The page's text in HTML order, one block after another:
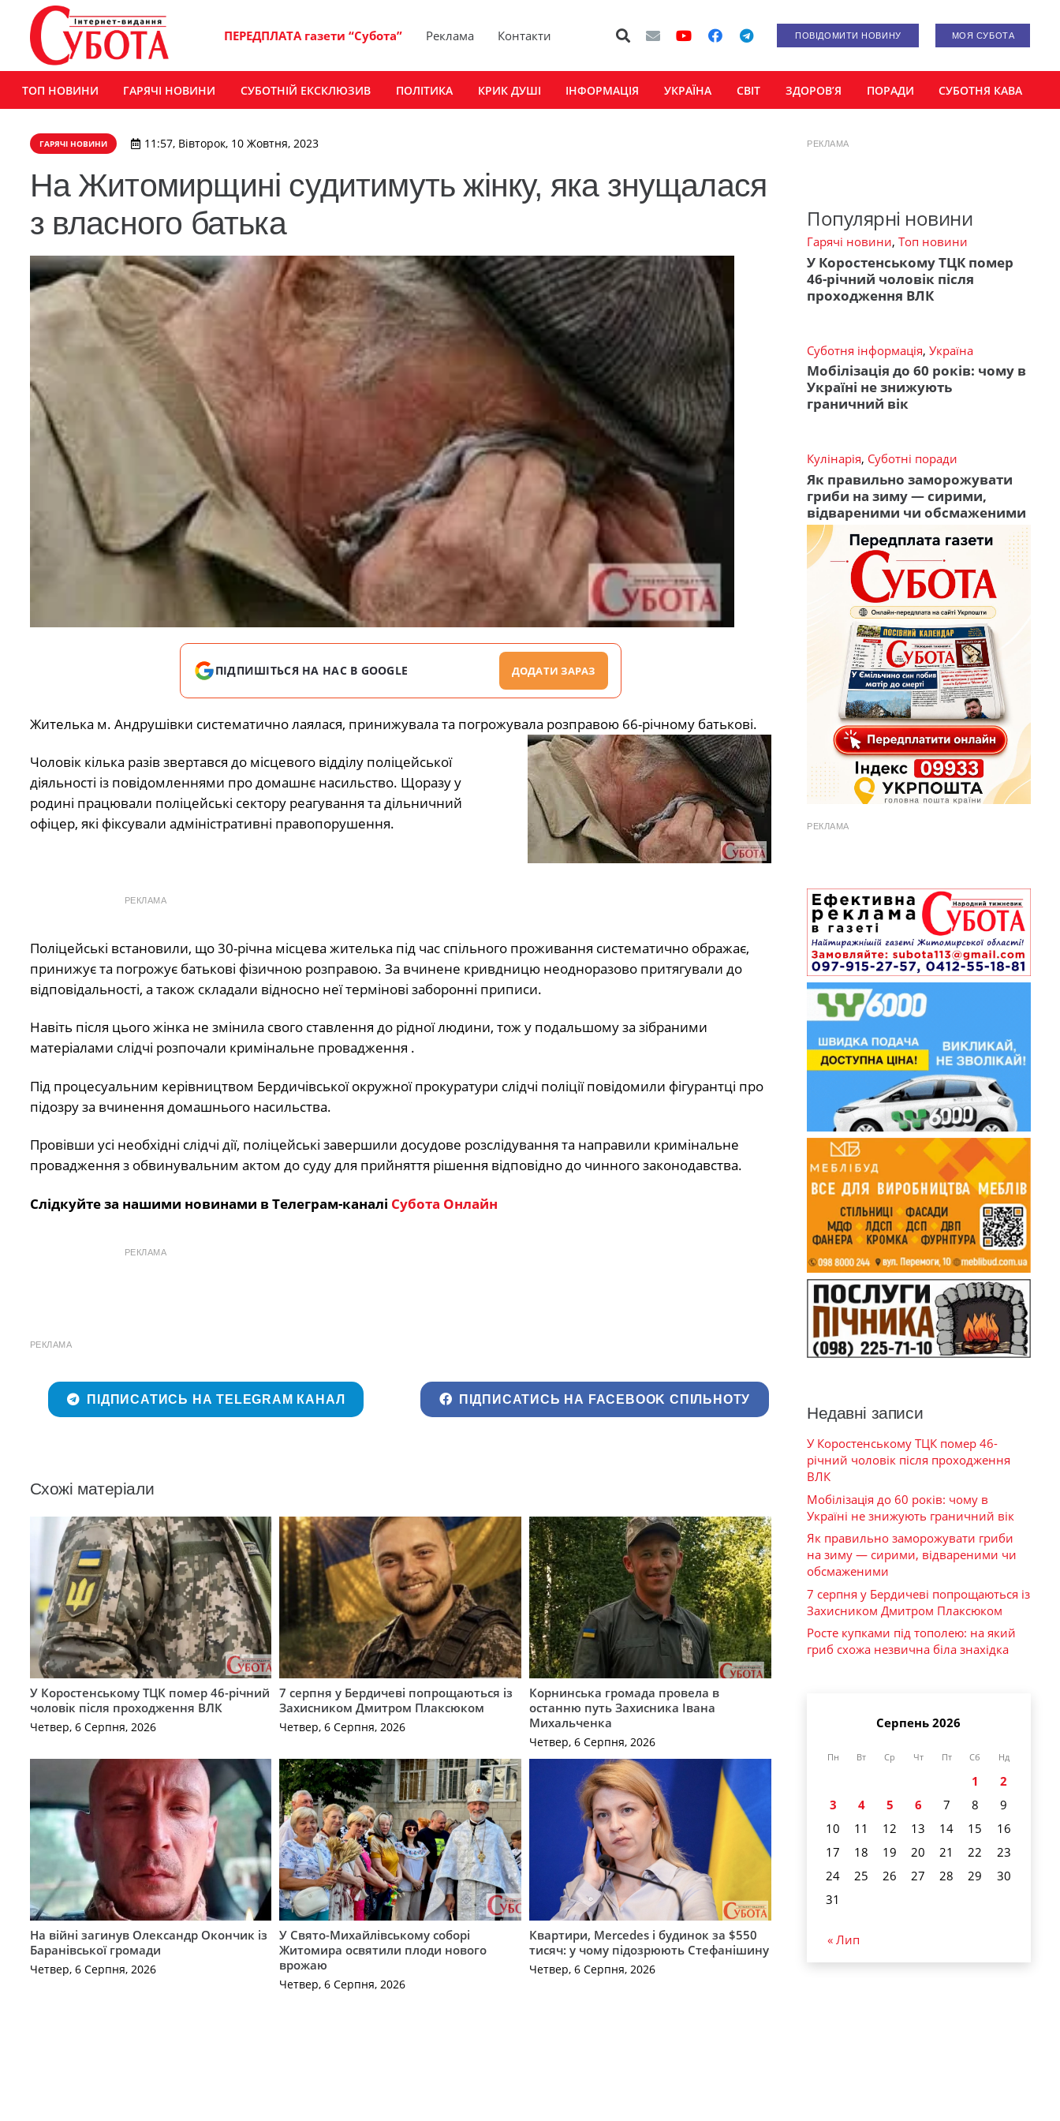
ПЕРЕДПЛАТА газети “Субота” Реклама Контакти ПОВІДОМИТИ НОВИНУ МОЯ СУБОТА
ТОП НОВИНИ ГАРЯЧІ НОВИНИ СУБОТНІЙ ЕКСКЛЮЗИВ ПОЛІТИКА КРИК ДУШІ ІНФОРМАЦІЯ УКРАЇНА СВІТ ЗДОРОВ’Я ПОРАДИ СУБОТНЯ КАВА
ГАРЯЧІ НОВИНИ 11:57, Вівторок, 10 Жовтня, 2023
​На Житомирщині судитимуть жінку, яка знущалася
з власного батька
ПІДПИШІТЬСЯ НА НАС В GOOGLE ДОДАТИ ЗАРАЗ
Жителька м. Андрушівки систематично лаялася, принижувала та погрожувала розправою 66-річному батькові.
Чоловік кілька разів звертався до місцевого відділу поліцейської
діяльності із повідомленнями про домашнє насильство. Щоразу у
родині працювали поліцейські сектору реагування та дільничний
офіцер, які фіксували адміністративні правопорушення.
РЕКЛАМА
Поліцейські встановили, що 30-річна місцева жителька під час спільного проживання систематично ображає,
принижує та погрожує батькові фізичною розправою. За вчинене кривдницю неодноразово притягували до
відповідальності, а також складали відносно неї термінові заборонні приписи.
Навіть після цього жінка не змінила свого ставлення до рідної людини, тож у подальшому за зібраними
матеріалами слідчі розпочали кримінальне провадження .
Під процесуальним керівництвом Бердичівської окружної прокуратури слідчі поліції повідомили фігурантці про
підозру за вчинення домашнього насильства.
Провівши усі необхідні слідчі дії, поліцейські завершили досудове розслідування та направили кримінальне
провадження з обвинувальним актом до суду для прийняття рішення відповідно до чинного законодавства.
Слідкуйте за нашими новинами в Телеграм-каналі Субота Онлайн
РЕКЛАМА
РЕКЛАМА
ПІДПИСАТИСЬ НА TELEGRAM КАНАЛ ПІДПИСАТИСЬ НА FACEBOOK СПІЛЬНОТУ
Схожі матеріали
У Коростенському ТЦК помер 46-річний
чоловік після проходження ВЛК
Четвер, 6 Серпня, 2026
7 серпня у Бердичеві попрощаються із
Захисником Дмитром Плаксюком
Четвер, 6 Серпня, 2026
Корнинська громада провела в
останню путь Захисника Івана
Михальченка
Четвер, 6 Серпня, 2026
На війні загинув Олександр Окончик із
Баранівської громади
Четвер, 6 Серпня, 2026
У Свято-Михайлівському соборі
Житомира освятили плоди нового
врожаю
Четвер, 6 Серпня, 2026
Квартири, Mercedes і будинок за $550
тисяч: у чому підозрюють Стефанішину
Четвер, 6 Серпня, 2026
РЕКЛАМА
Популярні новини
Гарячі новини, Топ новини
У Коростенському ТЦК помер
46-річний чоловік після
проходження ВЛК
Суботня інформація, Україна
Мобілізація до 60 років: чому в
Україні не знижують
граничний вік
Кулінарія, Суботні поради
Як правильно заморожувати
гриби на зиму — сирими,
відвареними чи обсмаженими
РЕКЛАМА
Недавні записи
У Коростенському ТЦК помер 46-
річний чоловік після проходження
ВЛК
Мобілізація до 60 років: чому в
Україні не знижують граничний вік
Як правильно заморожувати гриби
на зиму — сирими, відвареними чи
обсмаженими
7 серпня у Бердичеві попрощаються із
Захисником Дмитром Плаксюком
Росте купками під тополею: на який
гриб схожа незвична біла знахідка
Серпень 2026
Пн Вт Ср Чт Пт Сб Нд
1
2
3
4 5 6 7 8
9
10
11 12 13 14 15
16
17
18 19 20 21 22
23
24
25 26 27 28 29
30
31
« Лип